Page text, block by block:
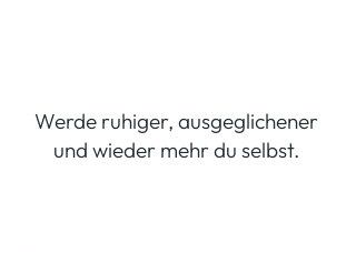
Werde ruhiger, ausgeglichener
und wieder mehr du selbst.